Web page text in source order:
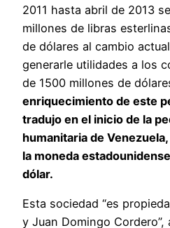
2011 hasta abril de 2013
millones de libras
de dólares al cambio
generarle utilidades a los
de 1500 millones de
enriquecimiento de este
tradujo en el inicio de la
humanitaria de
la moneda
dólar.
Esta sociedad “es
y Juan Domingo